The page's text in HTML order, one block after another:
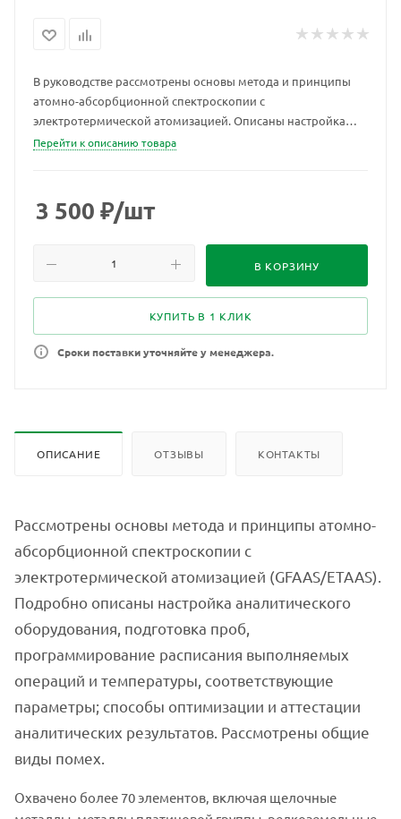
В руководстве рассмотрены основы метода и принципы
атомно-абсорбционной спектроскопии с
электротермической атомизацией. Описаны настройка
аналитического оборудования, подготовка проб,
оптимизации и аттестации аналитических результатов.
Перейти к описанию товара
3 500 ₽/шт
В КОРЗИНУ
КУПИТЬ В 1 КЛИК
Сроки поставки уточняйте у менеджера.
ОПИСАНИЕ ОТЗЫВЫ КОНТАКТЫ
Рассмотрены основы метода и принципы атомно-
абсорбционной спектроскопии с
электротермической атомизацией (GFAAS/ETAAS).
Подробно описаны настройка аналитического
оборудования, подготовка проб,
программирование расписания выполняемых
операций и температуры, соответствующие
параметры; способы оптимизации и аттестации
аналитических результатов. Рассмотрены общие
виды помех.
Охвачено более 70 элементов, включая щелочные